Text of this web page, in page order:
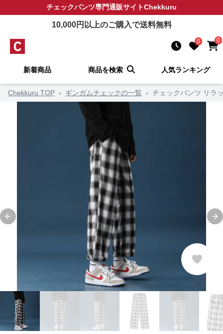
チェックパンツ専門通販サイトChekkuru
10,000円以上のご購入で送料無料
0 0
新着商品 商品を検索 人気ランキング
Chekkuru TOP › ギンガムチェックの一覧 › チェックパンツ リラ
Previous slide